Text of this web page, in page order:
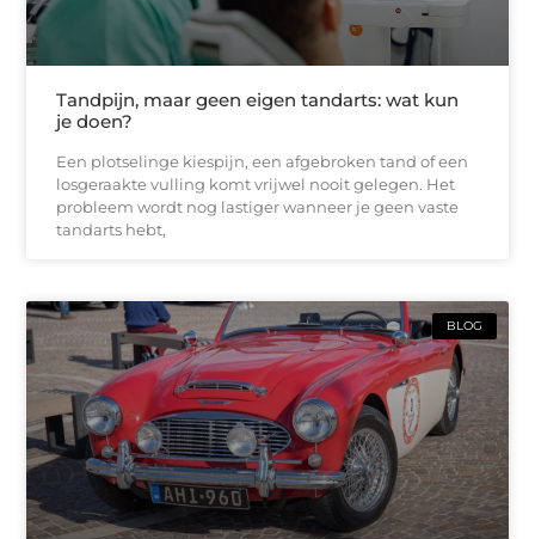
Tandpijn, maar geen eigen tandarts: wat kun
je doen?
Een plotselinge kiespijn, een afgebroken tand of een
losgeraakte vulling komt vrijwel nooit gelegen. Het
probleem wordt nog lastiger wanneer je geen vaste
tandarts hebt,
BLOG